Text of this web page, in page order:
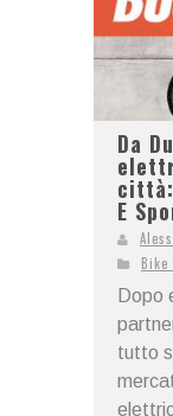
Da
città:
E
Bike
Dopo
tutto